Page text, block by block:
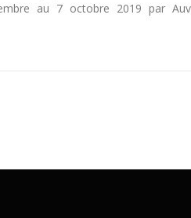
au 7 octobre 2019 par